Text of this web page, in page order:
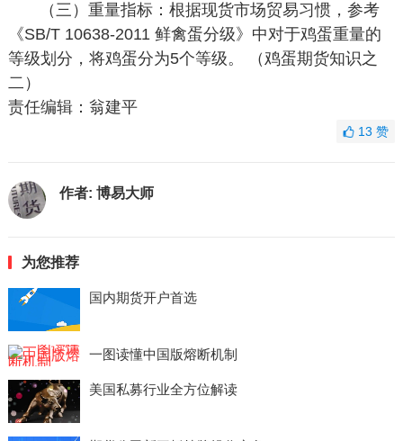
（三）重量指标：根据现货市场贸易习惯，参考
《SB/T 10638-2011 鲜禽蛋分级》中对于鸡蛋重量的
等级划分，将鸡蛋分为5个等级。 （鸡蛋期货知识之
二）
责任编辑：翁建平
13赞
作者: 博易大师
为您推荐
国内期货开户首选
一图读懂中国版熔断机制
美国私募行业全方位解读